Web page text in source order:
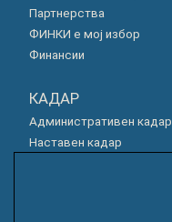
Партнерства
ФИНКИ е мој избор
Финансии
КАДАР
Административен кадар
Наставен кадар